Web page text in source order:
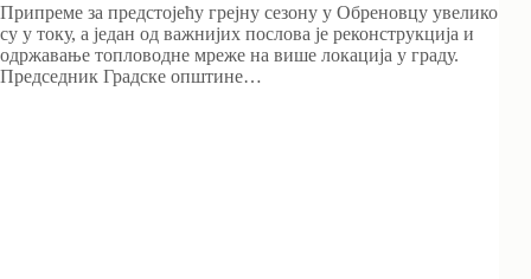
Припреме за предстојећу грејну сезону у Обреновцу увелико
су у току, а један од важнијих послова је реконструкција и
одржавање топловодне мреже на више локација у граду.
Председник Градске општине…